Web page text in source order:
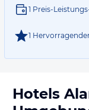
1 Preis-
1
Hotels